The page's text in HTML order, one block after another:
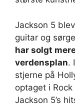
Jackson 5
guitar og
har solgt
verdensplan.
stjerne på
optaget i
Jackson 5’s